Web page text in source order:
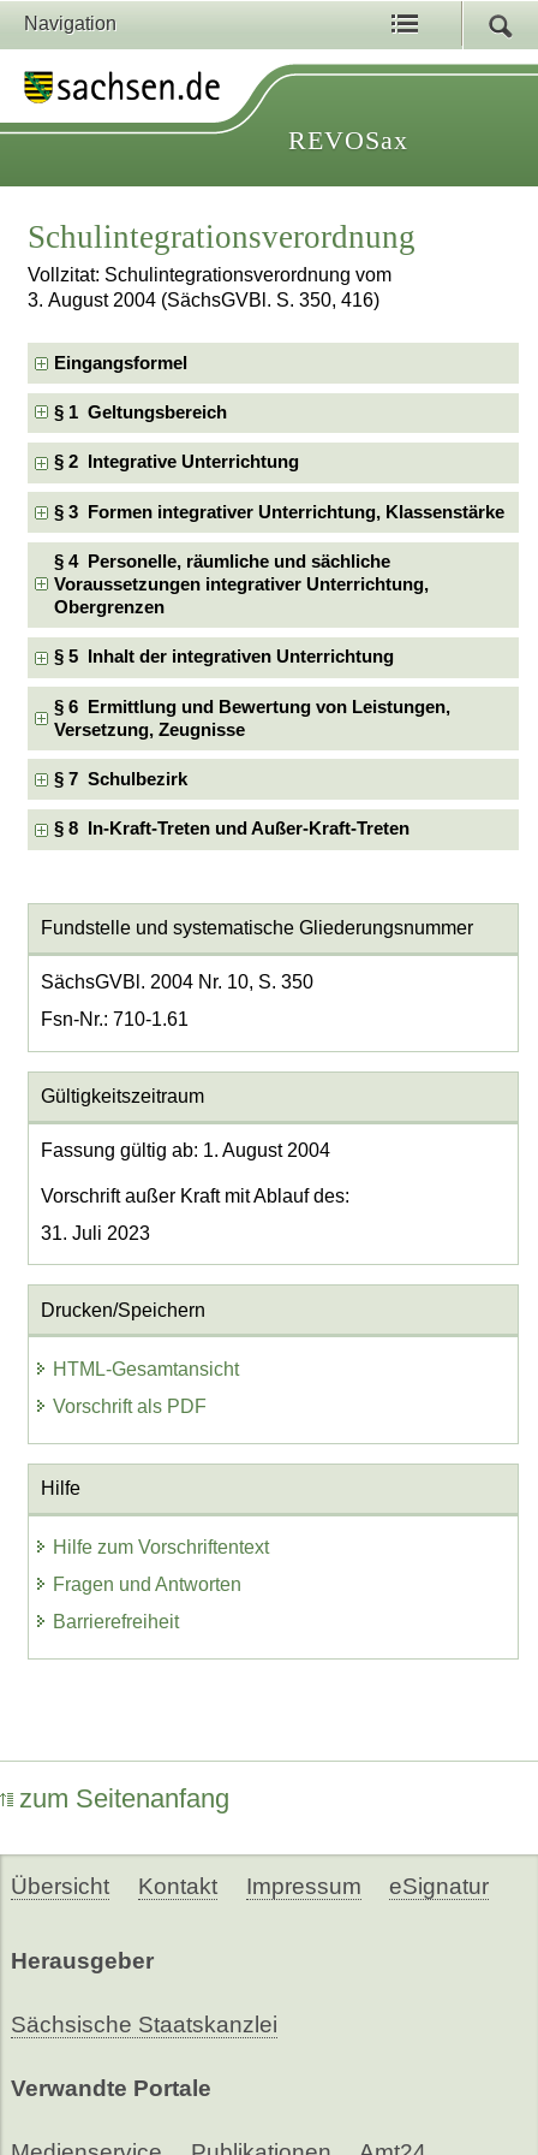
Navigation
REVOSax
Schulintegrationsverordnung
Vollzitat: Schulintegrationsverordnung vom
3. August 2004 (SächsGVBl. S. 350, 416)
Eingangsformel
§ 1 Geltungsbereich
§ 2 Integrative Unterrichtung
§ 3 Formen integrativer Unterrichtung, Klassenstärke
§ 4 Personelle, räumliche und sächliche
Voraussetzungen integrativer Unterrichtung,
Obergrenzen
§ 5 Inhalt der integrativen Unterrichtung
§ 6 Ermittlung und Bewertung von Leistungen,
Versetzung, Zeugnisse
§ 7 Schulbezirk
§ 8 In-Kraft-Treten und Außer-Kraft-Treten
Fundstelle und systematische Gliederungsnummer
SächsGVBl. 2004 Nr. 10, S. 350
Fsn-Nr.: 710-1.61
Gültigkeitszeitraum
Fassung gültig ab: 1. August 2004
Vorschrift außer Kraft mit Ablauf des:
31. Juli 2023
Drucken/Speichern
HTML-Gesamtansicht
Vorschrift als PDF
Hilfe
Hilfe zum Vorschriftentext
Fragen und Antworten
Barrierefreiheit
zum Seitenanfang
Übersicht Kontakt Impressum eSignatur
Herausgeber
Sächsische Staatskanzlei
Verwandte Portale